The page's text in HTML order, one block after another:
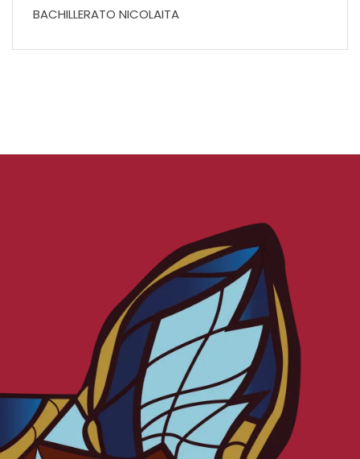
BACHILLERATO NICOLAITA